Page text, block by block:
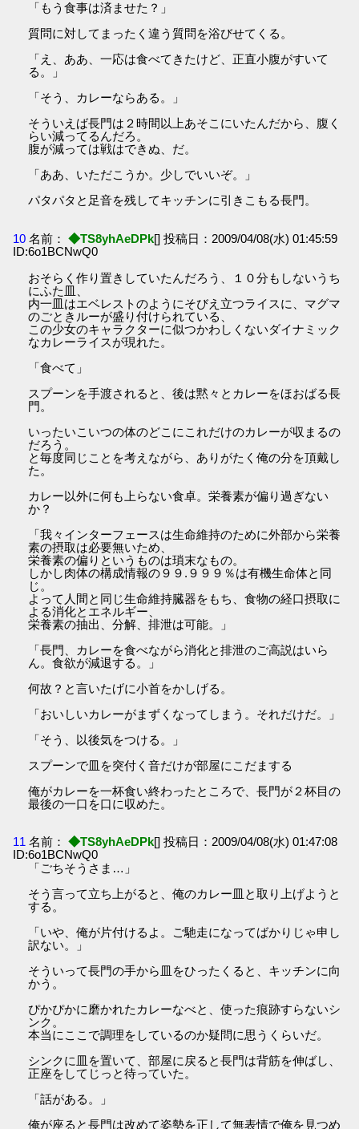
「もう食事は済ませた？」
質問に対してまったく違う質問を浴びせてくる。
「え、ああ、一応は食べてきたけど、正直小腹がすいて
る。」
「そう、カレーならある。」
そういえば長門は２時間以上あそこにいたんだから、腹く
らい減ってるんだろ。
腹が減っては戦はできぬ、だ。
「ああ、いただこうか。少しでいいぞ。」
パタパタと足音を残してキッチンに引きこもる長門。
10 名前： ◆TS8yhAeDPk[] 投稿日：2009/04/08(水) 01:45:59
ID:6o1BCNwQ0
おそらく作り置きしていたんだろう、１０分もしないうち
にふた皿、
内一皿はエベレストのようにそびえ立つライスに、マグマ
のごときルーが盛り付けられている、
この少女のキャラクターに似つかわしくないダイナミック
なカレーライスが現れた。
「食べて」
スプーンを手渡されると、後は黙々とカレーをほおばる長
門。
いったいこいつの体のどこにこれだけのカレーが収まるの
だろう。
と毎度同じことを考えながら、ありがたく俺の分を頂戴し
た。
カレー以外に何も上らない食卓。栄養素が偏り過ぎない
か？
「我々インターフェースは生命維持のために外部から栄養
素の摂取は必要無いため、
栄養素の偏りというものは瑣末なもの。
しかし肉体の構成情報の９９.９９９％は有機生命体と同
じ。
よって人間と同じ生命維持臓器をもち、食物の経口摂取に
よる消化とエネルギー、
栄養素の抽出、分解、排泄は可能。」
「長門、カレーを食べながら消化と排泄のご高説はいら
ん。食欲が減退する。」
何故？と言いたげに小首をかしげる。
「おいしいカレーがまずくなってしまう。それだけだ。」
「そう、以後気をつける。」
スプーンで皿を突付く音だけが部屋にこだまする
俺がカレーを一杯食い終わったところで、長門が２杯目の
最後の一口を口に収めた。
11 名前： ◆TS8yhAeDPk[] 投稿日：2009/04/08(水) 01:47:08
ID:6o1BCNwQ0
「ごちそうさま…」
そう言って立ち上がると、俺のカレー皿と取り上げようと
する。
「いや、俺が片付けるよ。ご馳走になってばかりじゃ申し
訳ない。」
そういって長門の手から皿をひったくると、キッチンに向
かう。
ぴかぴかに磨かれたカレーなべと、使った痕跡すらないシ
ンク。
本当にここで調理をしているのか疑問に思うくらいだ。
シンクに皿を置いて、部屋に戻ると長門は背筋を伸ばし、
正座をしてじっと待っていた。
「話がある。」
俺が座ると長門は改めて姿勢を正して無表情で俺を見つめ